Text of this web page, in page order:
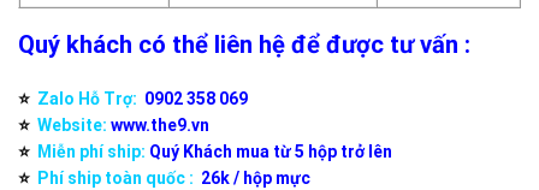
Quý khách có thể liên hệ để được tư vấn :
⭐️ Zalo Hỗ Trợ: 0902 358 069
⭐️ Website: www.the9.vn
⭐️ Miễn phí ship: Quý Khách mua từ 5 hộp trở lên
⭐️ Phí ship toàn quốc : 26k / hộp mực